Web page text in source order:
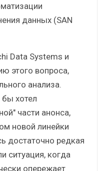
данных (SAN
Data Systems и
этого вопроса,
анализа.
хотел
части анонса,
новой линейки
достаточно редкая
ситуация, когда
опережает